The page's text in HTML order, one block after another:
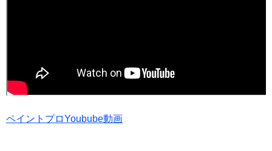
ペイントプロYoubube動画